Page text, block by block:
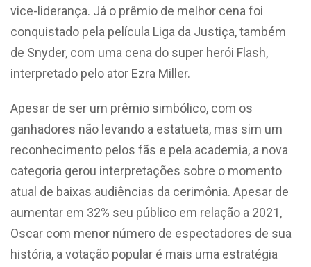
vice-liderança. Já o prêmio de melhor cena foi
conquistado pela película Liga da Justiça, também
de Snyder, com uma cena do super herói Flash,
interpretado pelo ator Ezra Miller.
Apesar de ser um prêmio simbólico, com os
ganhadores não levando a estatueta, mas sim um
reconhecimento pelos fãs e pela academia, a nova
categoria gerou interpretações sobre o momento
atual de baixas audiências da cerimônia. Apesar de
aumentar em 32% seu público em relação a 2021,
Oscar com menor número de espectadores de sua
história, a votação popular é mais uma estratégia